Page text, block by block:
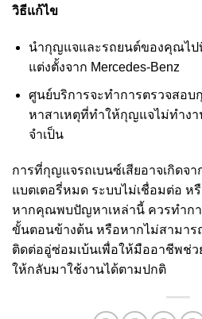
วิธีแก้ไข
นำกุญแจและรถยนต์ของคุณไป
แต่งตั้งจาก Mercedes-Benz
ศูนย์บริการจะทำการตรวจสอบ
หาสาเหตุที่ทำให้กุญแจไม่ทำง
จำเป็น
การที่กุญแจรถเบนซ์เสียอาจเกิดจา
แบตเตอรี่หมด ระบบไม่เชื่อมต่อ ห
หากคุณพบปัญหาเหล่านี้ ควรทำก
ขั้นตอนข้างต้น หรือหากไม่สามาร
ติดต่ออู่ซ่อมเบ้นเพื่อให้มืออาชีพช่
ให้กลับมาใช้งานได้ตามปกติ